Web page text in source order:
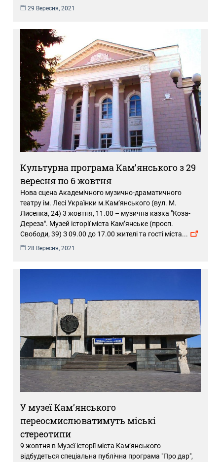
29 Вересня, 2021
Культурна програма Кам’янського з 29
вересня по 6 жовтня
Нова сцена Академічного музично-драматичного
театру ім. Лесі Українки м.Кам’янського (вул. М.
Лисенка, 24) 3 жовтня, 11.00 – музична казка "Коза-
Дереза". Музей історії міста Кам’янське (просп.
Свободи, 39) З 09.00 до 17.00 жителі та гості міста...
28 Вересня, 2021
У музеї Кам’янського
переосмислюватимуть міські
стереотипи
9 жовтня в Музеї історії міста Кам’янського
відбудеться спеціальна публічна програма "Про дар",